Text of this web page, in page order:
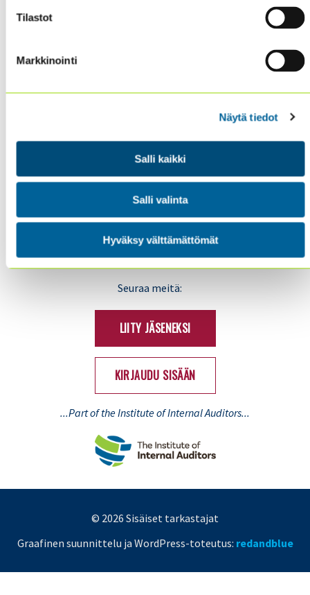
Tilastot
Markkinointi
Näytä tiedot
Salli kaikki
Salli valinta
Hyväksy välttämättömät
KOULUTUS & TAPAHTUMAT
AJANKOHTAISTA
YHDISTYS
YHTEYSTIEDOT
TIETOSUOJA JA EVÄSTEET
Seuraa meitä:
LIITY JÄSENEKSI
KIRJAUDU SISÄÄN
...Part of the Institute of Internal Auditors...
© 2026 Sisäiset tarkastajat
Graafinen suunnittelu ja WordPress-toteutus: redandblue